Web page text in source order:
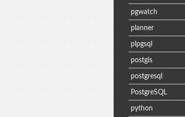
pgwatch
planner
plpgsql
postgis
postgresql
PostgreSQL
python